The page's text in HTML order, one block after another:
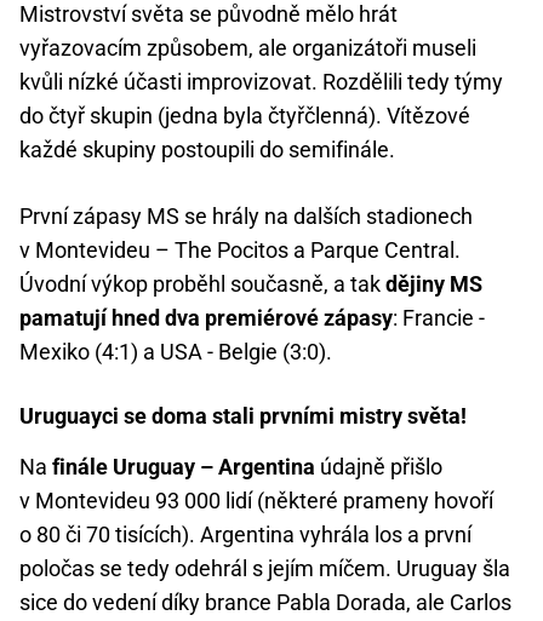
Mistrovství světa se původně mělo hrát
vyřazovacím způsobem, ale organizátoři museli
kvůli nízké účasti improvizovat. Rozdělili tedy týmy
do čtyř skupin (jedna byla čtyřčlenná). Vítězové
každé skupiny postoupili do semifinále.
První zápasy MS se hrály na dalších stadionech
v Montevideu – The Pocitos a Parque Central.
Úvodní výkop proběhl současně, a takdějiny MS
pamatují hned dva premiérové zápasy: Francie -
Mexiko (4:1) a USA - Belgie (3:0).
Uruguayci se doma stali prvními mistry světa!
Na finále Uruguay – Argentina údajně přišlo
v Montevideu 93 000 lidí (některé prameny hovoří
o 80 či 70 tisících). Argentina vyhrála los a první
poločas se tedy odehrál s jejím míčem. Uruguay šla
sice do vedení díky brance Pabla Dorada, ale Carlos